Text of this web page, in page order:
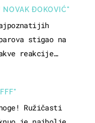
NOVAK ĐOKOVIĆ"
stigao na
reakcije
Ružičasti